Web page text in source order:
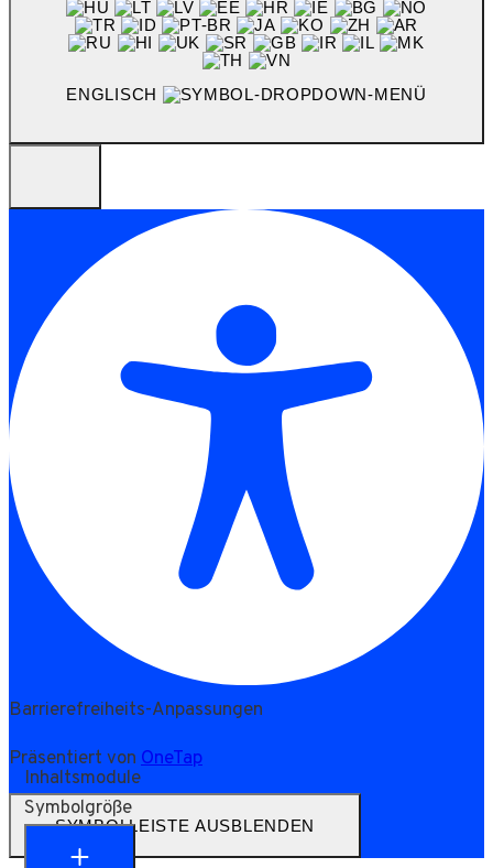
ENGLISCH
Barrierefreiheits-Anpassungen
Präsentiert von OneTap
SYMBOLLEISTE AUSBLENDEN
Inhaltsmodule
Symbolgröße